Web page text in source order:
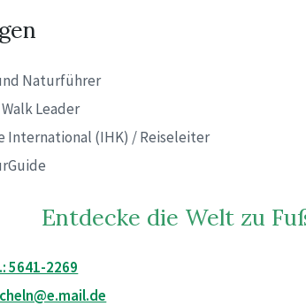
Naturführer
Leader
International (IHK) / Reiseleiter
Entdecke die Welt zu
5641-2269